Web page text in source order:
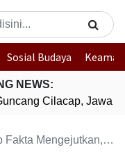
Sosial Budaya
NEWS:
Cilacap, Jawa
Merasa Tertipu dengan Isu Papua Merdeka